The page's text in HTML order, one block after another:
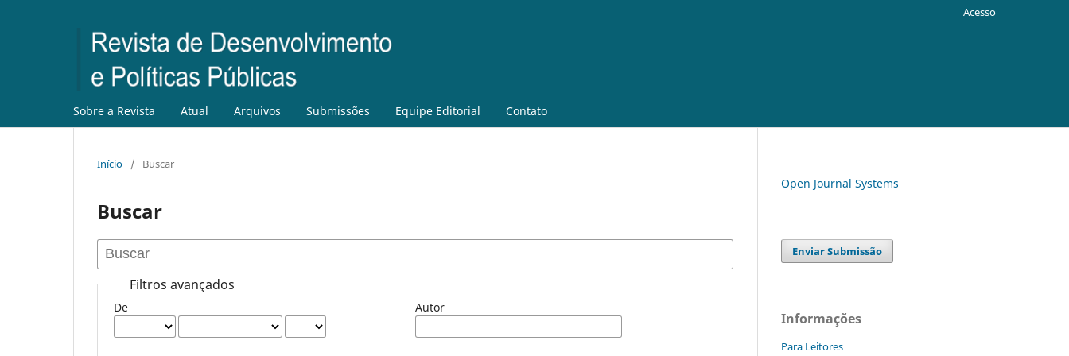
Sobre a Revista Atual Arquivos Submissões Equipe Editorial Contato
Acesso
Início / Buscar
Buscar
Filtros avançados
De Autor
Open Journal Systems
Enviar Submissão
Informações
Para Leitores